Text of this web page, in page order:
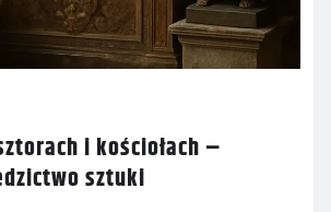
i kościołach –
sztuki